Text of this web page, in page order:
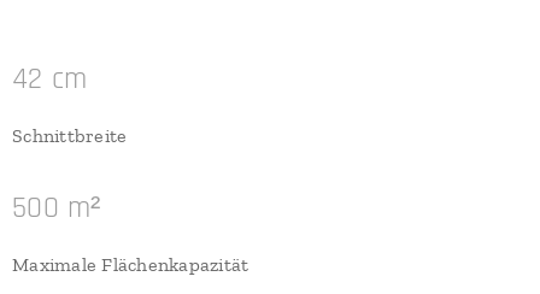
42 cm
Schnittbreite
500 m²
Maximale Flächenkapazität